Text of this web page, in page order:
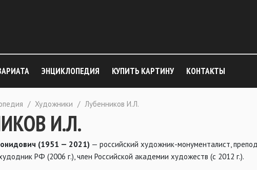
ЭНЦИКЛОПЕДИЯ КУПИТЬ КАРТИНУ КОНТАКТЫ
/ Художники / Лубенников И.Л.
И.Л.
(1951 — 2021) — российский художник-монументалист,
РФ (2006 г.), член Российской академии художеств (с 2012 г.).